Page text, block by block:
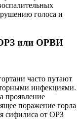
голоса и
ОРЗ или ОРВИ
часто путают
инфекциями.
проявление
поражение горла
сифилиса от ОРЗ